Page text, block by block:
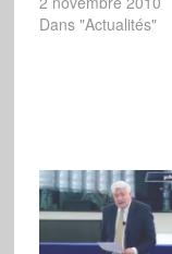
Dans "Actualités"